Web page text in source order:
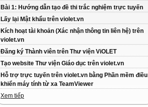
Bài 1: Hướng dẫn tạo đề thi trắc nghiệm trực tuyến
Lấy lại Mật khẩu trên violet.vn
Kích hoạt tài khoản (Xác nhận thông tin liên hệ) trên
violet.vn
Đăng ký Thành viên trên Thư viện ViOLET
Tạo website Thư viện Giáo dục trên violet.vn
Hỗ trợ trực tuyến trên violet.vn bằng Phần mềm điều
khiển máy tính từ xa TeamViewer
Xem tiếp